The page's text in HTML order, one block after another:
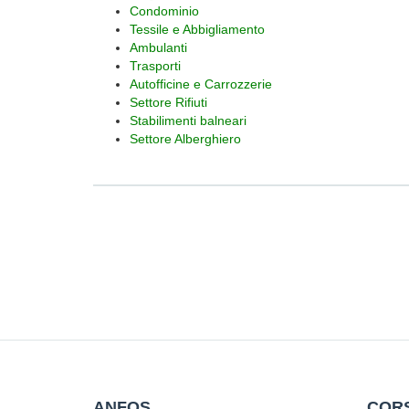
Condominio
Tessile e Abbigliamento
Ambulanti
Trasporti
Autofficine e Carrozzerie
Settore Rifiuti
Stabilimenti balneari
Settore Alberghiero